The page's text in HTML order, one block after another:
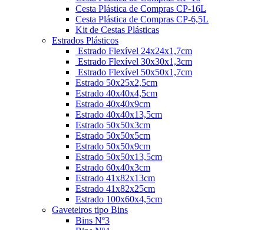
Cesta Plástica de Compras CP-16L
Cesta Plástica de Compras CP-6,5L
Kit de Cestas Plásticas
Estrados Plásticos
Estrado Flexível 24x24x1,7cm
Estrado Flexível 30x30x1,3cm
Estrado Flexível 50x50x1,7cm
Estrado 50x25x2,5cm
Estrado 40x40x4,5cm
Estrado 40x40x9cm
Estrado 40x40x13,5cm
Estrado 50x50x3cm
Estrado 50x50x5cm
Estrado 50x50x9cm
Estrado 50x50x13,5cm
Estrado 60x40x3cm
Estrado 41x82x13cm
Estrado 41x82x25cm
Estrado 100x60x4,5cm
Gaveteiros tipo Bins
Bins Nº3